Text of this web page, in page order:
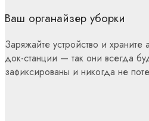
Ваш органайзер уборки
Заряжайте устройство и
док-станции — так они всегда
зафиксированы и никогда не